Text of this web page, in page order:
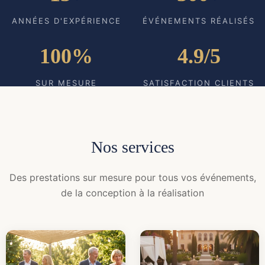
ANNÉES D'EXPÉRIENCE ÉVÉNEMENTS RÉALISÉS
100%
SUR MESURE
4.9/5
SATISFACTION CLIENTS
Nos services
Des prestations sur mesure pour tous vos événements,
de la conception à la réalisation